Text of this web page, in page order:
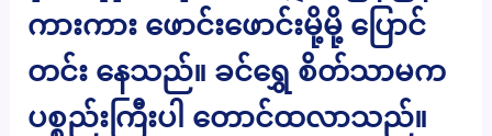
ကားကား ဖောင်းဖောင်းမို့မို့ ပြောင်
တင်း နေသည်။ ခင်ရွှေ စိတ်သာမက
ပစ္စည်းကြီးပါ တောင်ထလာသည်။